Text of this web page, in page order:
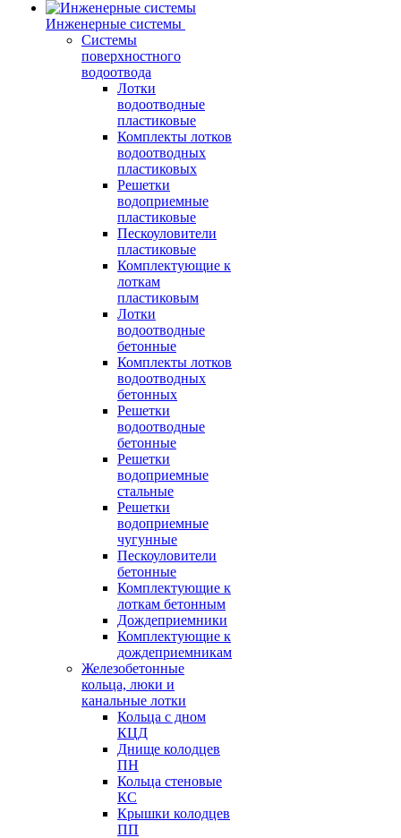
Инженерные системы
Системы
поверхностного
водоотвода
Лотки
водоотводные
пластиковые
Комплекты лотков
водоотводных
пластиковых
Решетки
водоприемные
пластиковые
Пескоуловители
пластиковые
Комплектующие к
лоткам
пластиковым
Лотки
водоотводные
бетонные
Комплекты лотков
водоотводных
бетонных
Решетки
водоотводные
бетонные
Решетки
водоприемные
стальные
Решетки
водоприемные
чугунные
Пескоуловители
бетонные
Комплектующие к
лоткам бетонным
Дождеприемники
Комплектующие к
дождеприемникам
Железобетонные
кольца, люки и
канальные лотки
Кольца с дном
КЦД
Днище колодцев
ПН
Кольца стеновые
КС
Крышки колодцев
ПП